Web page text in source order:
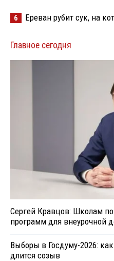
6 Ереван рубит сук, на
Главное сегодня
Сергей Кравцов: Школам
программ для внеурочной
Выборы в Госдуму-2026:
длится созыв